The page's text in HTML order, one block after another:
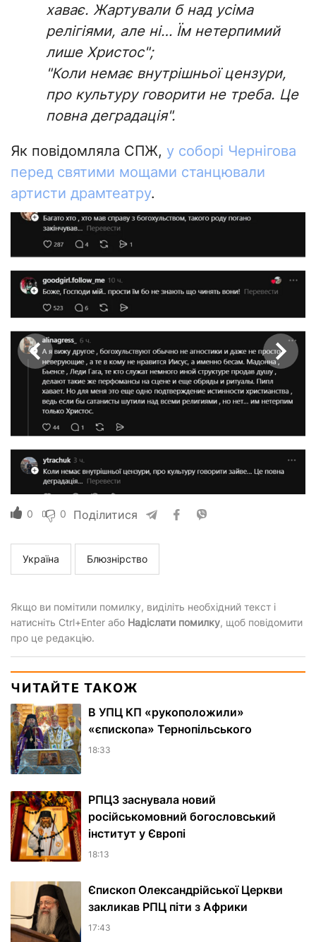
хаває. Жартували б над усіма
релігіями, але ні… Їм нетерпимий
лише Христос";
"Коли немає внутрішньої цензури,
про культуру говорити не треба. Це
повна деградація".
Як повідомляла СПЖ, у соборі Чернігова
перед святими мощами станцювали
артисти драмтеатру.
0 0 Поділитися
Україна Блюзнірство
Якщо ви помітили помилку, виділіть необхідний текст і
натисніть Ctrl+Enter або Надіслати помилку, щоб повідомити
про це редакцію.
ЧИТАЙТЕ ТАКОЖ
В УПЦ КП «рукоположили»
«єпископа» Тернопільського
18:33
РПЦЗ заснувала новий
російськомовний богословський
інститут у Європі
18:13
Єпископ Олександрійської Церкви
закликав РПЦ піти з Африки
17:43